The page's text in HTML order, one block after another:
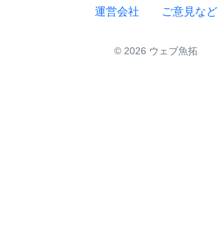
運営会社 ご意見など
© 2026 ウェブ魚拓